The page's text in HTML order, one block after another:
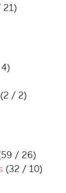
21)
(2 / 2)
/ 26)
(32 / 10)